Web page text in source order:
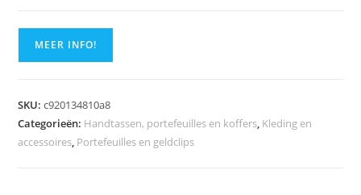
MEER INFO!
SKU:c920134810a8
Categorieën: Handtassen, portefeuilles en koffers, Kleding en
accessoires, Portefeuilles en geldclips